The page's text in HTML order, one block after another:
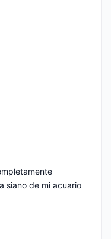
siano de mi acuario